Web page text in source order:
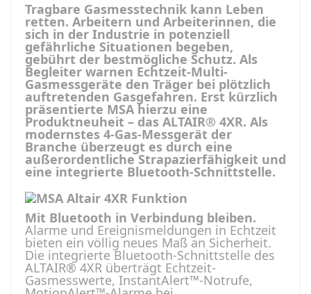
Tragbare Gasmesstechnik kann Leben
retten. Arbeitern und Arbeiterinnen, die
sich in der Industrie in potenziell
gefährliche Situationen begeben,
gebührt der bestmögliche Schutz. Als
Begleiter warnen Echtzeit-Multi-
Gasmessgeräte den Träger bei plötzlich
auftretenden Gasgefahren. Erst kürzlich
präsentierte MSA hierzu eine
Produktneuheit – das ALTAIR® 4XR. Als
modernstes 4-Gas-Messgerät der
Branche überzeugt es durch eine
außerordentliche Strapazierfähigkeit und
eine integrierte Bluetooth-Schnittstelle.
Mit Bluetooth in Verbindung bleiben.
Alarme und Ereignismeldungen in Echtzeit
bieten ein völlig neues Maß an Sicherheit.
Die integrierte Bluetooth-Schnittstelle des
ALTAIR® 4XR überträgt Echtzeit-
Gasmesswerte, InstantAlert™-Notrufe,